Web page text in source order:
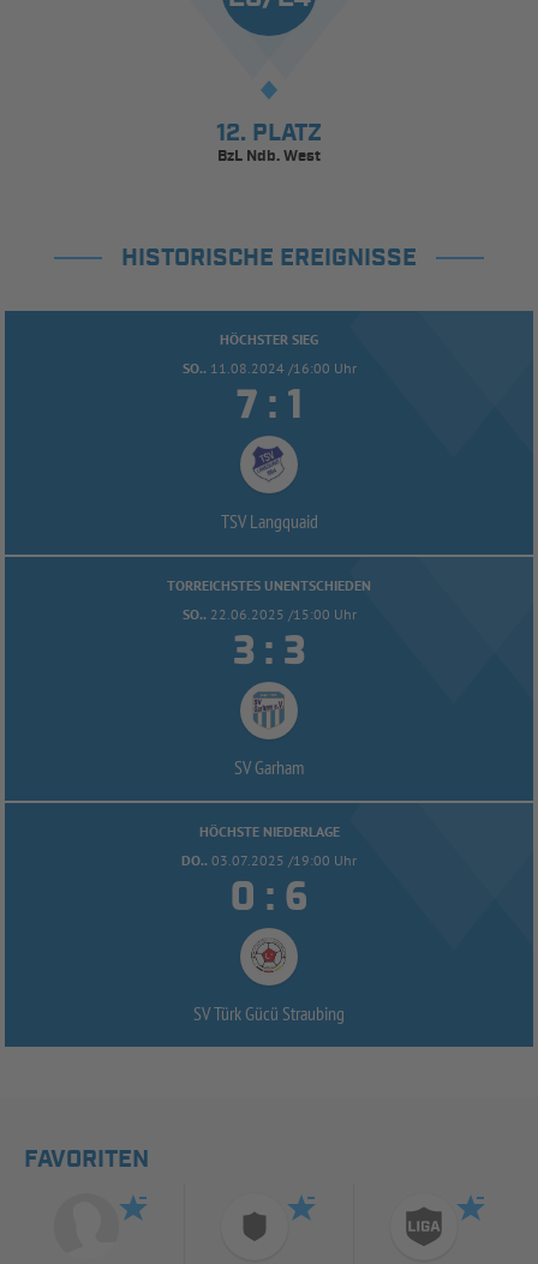
12. PLATZ
BzL Ndb. West
HISTORISCHE EREIGNISSE
HÖCHSTER SIEG
SO.. 11.08.2024 /16:00 Uhr
 : 
TSV Langquaid
TORREICHSTES UNENTSCHIEDEN
SO.. 22.06.2025 /15:00 Uhr
 : 
SV Garham
HÖCHSTE NIEDERLAGE
DO.. 03.07.2025 /19:00 Uhr
 : 
SV Türk Gücü Straubing
FAVORITEN